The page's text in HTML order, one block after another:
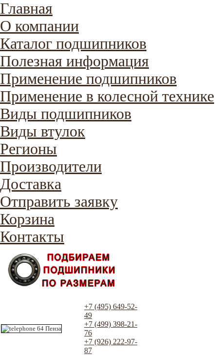
Главная
О компании
Каталог подшипников
Полезная информация
Применение подшипников
Применение в колесной технике
Виды подшипников
Виды втулок
Регионы
Производители
Доставка
Отправить заявку
Корзина
Контакты
+7 (495) 649-52-
49
+7 (499) 398-21-
76
+7 (926) 222-97-
87